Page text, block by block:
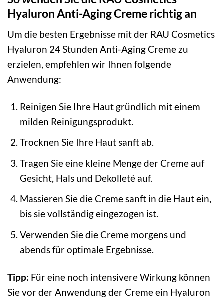
Hyaluron Anti-Aging Creme richtig an
Um die besten Ergebnisse mit der RAU Cosmetics
Hyaluron 24 Stunden Anti-Aging Creme zu
erzielen, empfehlen wir Ihnen folgende
Anwendung:
Reinigen Sie Ihre Haut gründlich mit einem
milden Reinigungsprodukt.
Trocknen Sie Ihre Haut sanft ab.
Tragen Sie eine kleine Menge der Creme auf
Gesicht, Hals und Dekolleté auf.
Massieren Sie die Creme sanft in die Haut ein,
bis sie vollständig eingezogen ist.
Verwenden Sie die Creme morgens und
abends für optimale Ergebnisse.
Tipp: Für eine noch intensivere Wirkung können
Sie vor der Anwendung der Creme ein Hyaluron